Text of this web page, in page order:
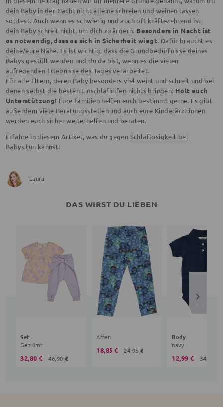
dein Baby in der Nacht nicht alleine schreien und weinen lassen
solltest. Auch wenn es schwierig und auch oft kräftezehrend ist,
dein Baby schreit nicht, um dich zu ärgern. Besonders in Nacht ist
es notwendig, dass es sich in Sicherheit wiegt. Dafür braucht es
deine/eure Nähe. Es ist wichtig, dass die Grundbedürfnisse deines
Babys gestillt werden und du da bist, wenn es die vielen
aufregenden Erlebnisse des Tages verarbeitet.
Für alle Eltern, deren Baby besonders viel weint und schreit und bei
denen selbst die besten Einschlafhilfen nichts bringen: Holt euch
Unterstützung! Eure Familien helfen euch bestimmt gerne. Es gibt
außerdem viele Beratungsstellen und auch eure Kinderärzt:innen
werden euch sicher weiterhelfen und beraten.
Erfahre in diesem Artikel, was du gegen Schlaflosigkeit bei
Babys tun kannst!
Laura
DAS WIRST DU LIEBEN
Set
Geblümt
32,80 € 46,90 €
Affen
18,85 € 24,95 €
Body
navy
12,99 € 34,90 €